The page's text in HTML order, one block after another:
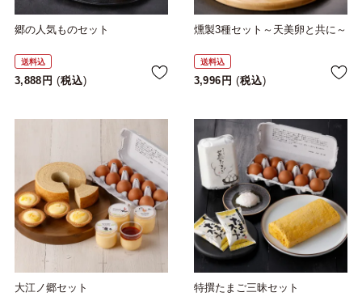
郷の人気ものセット
送料込
3,888 税込
燻製3種セット～天美卵と共に～
送料込
3,996 税込
大江ノ郷セット 特撰たまご三昧セット